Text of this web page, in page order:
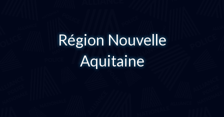
Région Nouvelle
Aquitaine